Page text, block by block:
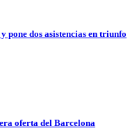
dos asistencias en triunfo
oferta del Barcelona